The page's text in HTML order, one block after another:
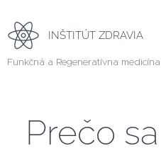
INŠTITÚT ZDRAVIA
Funkčná a Regeneratívna medicína
Prečo